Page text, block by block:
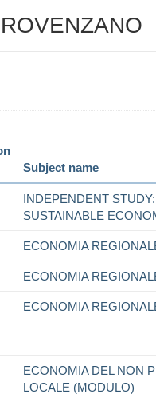
Subject name
INDEPENDENT
SUSTAINABLE
ECONOMIA
ECONOMIA
ECONOMIA
ECONOMIA DEL NON
LOCALE (MODULO)